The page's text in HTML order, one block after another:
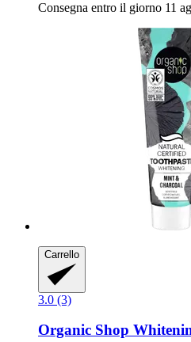
Consegna entro il giorno 11
Carrello
3.0 (3)
Organic Shop